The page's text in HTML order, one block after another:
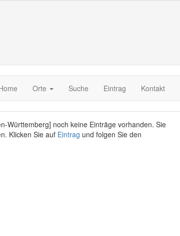
Orte Suche Eintrag Kontakt
Württemberg] noch keine Einträge vorhanden. Sie
Klicken Sie auf Eintrag und folgen Sie den